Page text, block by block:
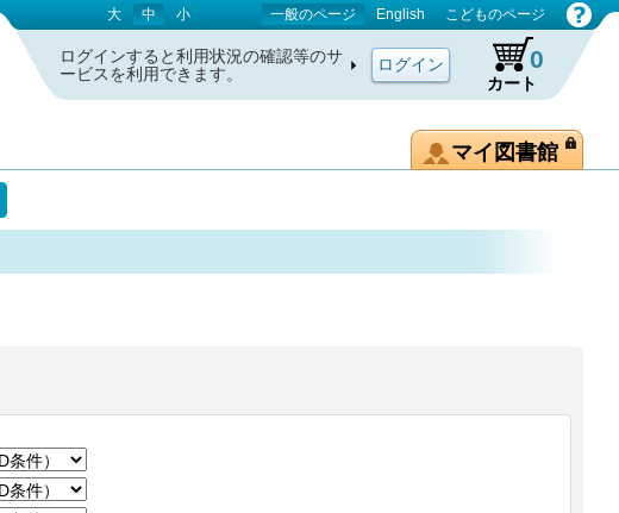
大 中 小 一般のページ English こどものページ
ログインすると利用状況の確認等のサ
ービスを利用できます。
カート
0
マイ図書館